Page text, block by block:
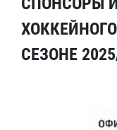
СЕЗОНЕ